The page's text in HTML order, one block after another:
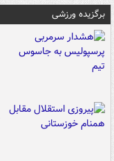
برگزیده ورزشی